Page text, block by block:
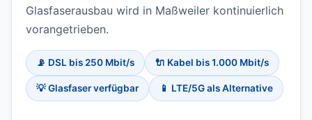
Glasfaserausbau wird in Maßweiler kontinuierlich
vorangetrieben.
📡 DSL bis 250 Mbit/s 🔌 Kabel bis 1.000 Mbit/s
💡 Glasfaser verfügbar 📱 LTE/5G als Alternative